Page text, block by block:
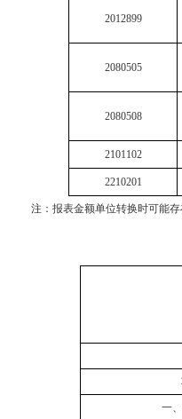
2012899
2080505
2080508
2101102
2210201
注：报表金额单位转换时可能存
一